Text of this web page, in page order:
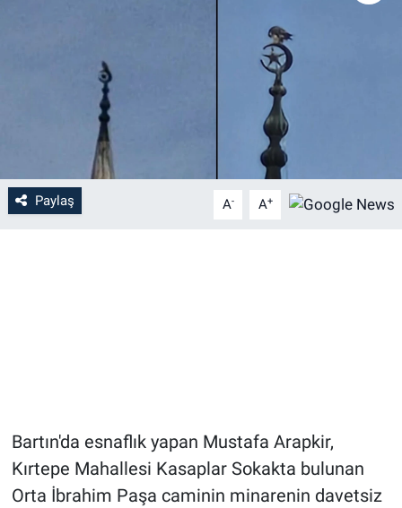
Paylaş A- A+
Bartın'da esnaflık yapan Mustafa Arapkir,
Kırtepe Mahallesi Kasaplar Sokakta bulunan
Orta İbrahim Paşa caminin minarenin davetsiz